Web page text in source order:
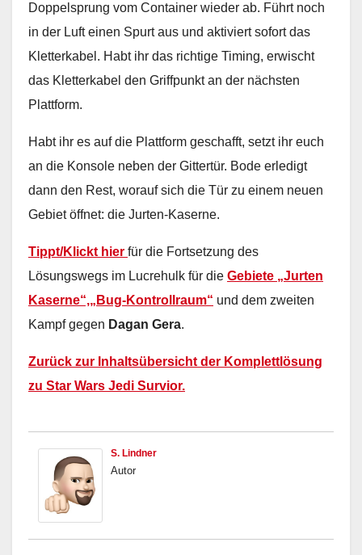
Doppelsprung vom Container wieder ab. Führt noch
in der Luft einen Spurt aus und aktiviert sofort das
Kletterkabel. Habt ihr das richtige Timing, erwischt
das Kletterkabel den Griffpunkt an der nächsten
Plattform.
Habt ihr es auf die Plattform geschafft, setzt ihr euch
an die Konsole neben der Gittertür. Bode erledigt
dann den Rest, worauf sich die Tür zu einem neuen
Gebiet öffnet: die Jurten-Kaserne.
Tippt/Klickt hier für die Fortsetzung des
Lösungswegs im Lucrehulk für die Gebiete „Jurten
Kaserne“,„Bug-Kontrollraum“ und dem zweiten
Kampf gegen Dagan Gera.
Zurück zur Inhaltsübersicht der Komplettlösung
zu Star Wars Jedi Survior.
S. Lindner
Autor